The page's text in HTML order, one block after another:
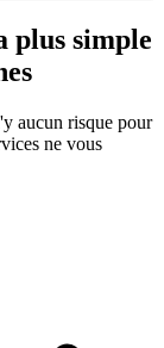
plus simple
aucun risque pour
ne vous